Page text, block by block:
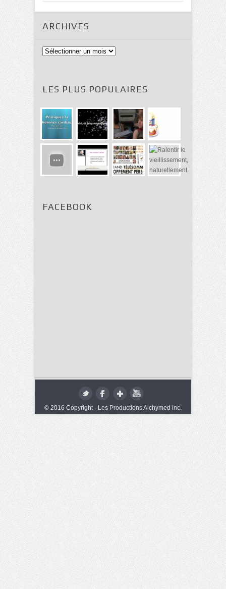
ARCHIVES
Archives
LES PLUS POPULAIRES
FACEBOOK
© 2016 Copyright - Les Productions Alchymed inc.